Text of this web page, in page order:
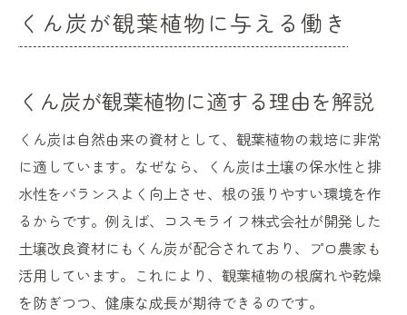
くん炭が観葉植物に与える働き
くん炭が観葉植物に適する理由を解説
くん炭は自然由来の資材として、観葉植物の栽培に非常
に適しています。なぜなら、くん炭は土壌の保水性と排
水性をバランスよく向上させ、根の張りやすい環境を作
るからです。例えば、コスモライフ株式会社が開発した
土壌改良資材にもくん炭が配合されており、プロ農家も
活用しています。これにより、観葉植物の根腐れや乾燥
を防ぎつつ、健康な成長が期待できるのです。